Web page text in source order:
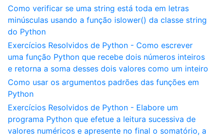
Como verificar se uma string está toda em letras
minúsculas usando a função islower() da classe string
do Python
Exercícios Resolvidos de Python - Como escrever
uma função Python que recebe dois números inteiros
e retorna a soma desses dois valores como um inteiro
Como usar os argumentos padrões das funções em
Python
Exercícios Resolvidos de Python - Elabore um
programa Python que efetue a leitura sucessiva de
valores numéricos e apresente no final o somatório, a